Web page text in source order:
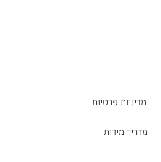
מדיניות פרטיות
מדריך מידות